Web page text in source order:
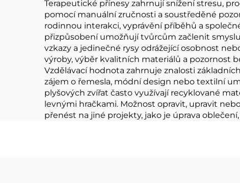
Terapeutické přínesy zahrnují snížení stresu,
pomocí manuální zručnosti a soustředěné
rodinnou interakci, vyprávění příběhů a
přizpůsobení umožňují tvůrcům začlenit
vzkazy a jedinečné rysy odrážející osobnost
výroby, výběr kvalitních materiálů a
Vzdělávací hodnota zahrnuje znalosti
zájem o řemesla, módní design nebo textilní
plyšových zvířat často využívají recyklované
levnými hračkami. Možnost opravit, upravit
přenést na jiné projekty, jako je úprava